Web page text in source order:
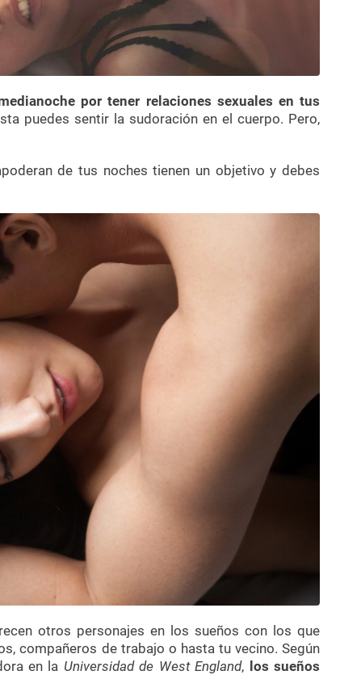
por tener relaciones sexuales en tus
puedes sentir la sudoración en el cuerpo. Pero,
de tus noches tienen un objetivo y debes
otros personajes en los sueños con los que
compañeros de trabajo o hasta tu vecino. Según
en la Universidad de West England, los sueños